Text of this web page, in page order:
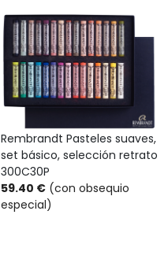
Rembrandt Pasteles suaves,
set básico, selección retrato
300C30P
59.40 € (con obsequio
especial)